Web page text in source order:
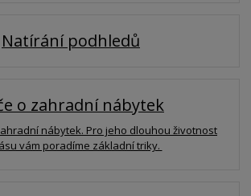
Natírání podhledů
o zahradní nábytek
nábytek. Pro jeho dlouhou životnost
vám poradíme základní triky.